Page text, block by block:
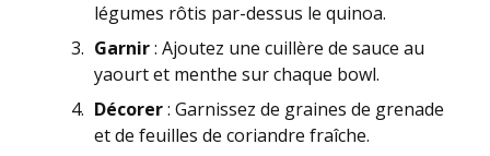
légumes rôtis par-dessus le quinoa.
Garnir: Ajoutez une cuillère de sauce au
yaourt et menthe sur chaque bowl.
Décorer: Garnissez de graines de grenade
et de feuilles de coriandre fraîche.